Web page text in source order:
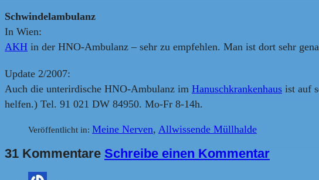
Schwindelambulanz
In Wien:
AKH in der HNO-Ambulanz – sehr zu empfehlen. Man ist dort sehr
Update 2/2007:
Auch die unterirdische HNO-Ambulanz im Hanuschkrankenhaus ist auf
helfen.) Tel. 91 021 DW 84950. Mo-Fr 8-14h.
Veröffentlicht in: Meine Nerven, Allwissende Müllhalde
31 Kommentare Schreibe einen Kommentar